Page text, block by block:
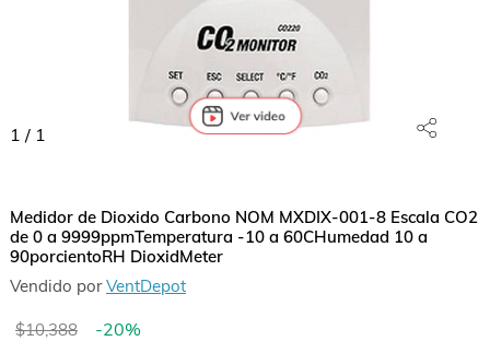
1 / 1
Medidor de Dioxido Carbono NOM MXDIX-001-8 Escala CO2
de 0 a 9999ppmTemperatura -10 a 60CHumedad 10 a
90porcientoRH DioxidMeter
Vendido porVentDepot
$10,388 -20%